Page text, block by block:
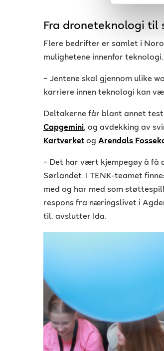
Fra droneteknologi til
Flere bedrifter er samlet i
mulighetene innenfor teknologi.
– Jentene skal gjennom ulike
karriere innen teknologi kan
Deltakerne får blant annet
Capgemini, og avdekking av
Kartverket og Arendals
– Det har vært kjempegøy å få
Sørlandet. I TENK-teamet
med og har med som
respons fra næringslivet i
til, avslutter Ida.